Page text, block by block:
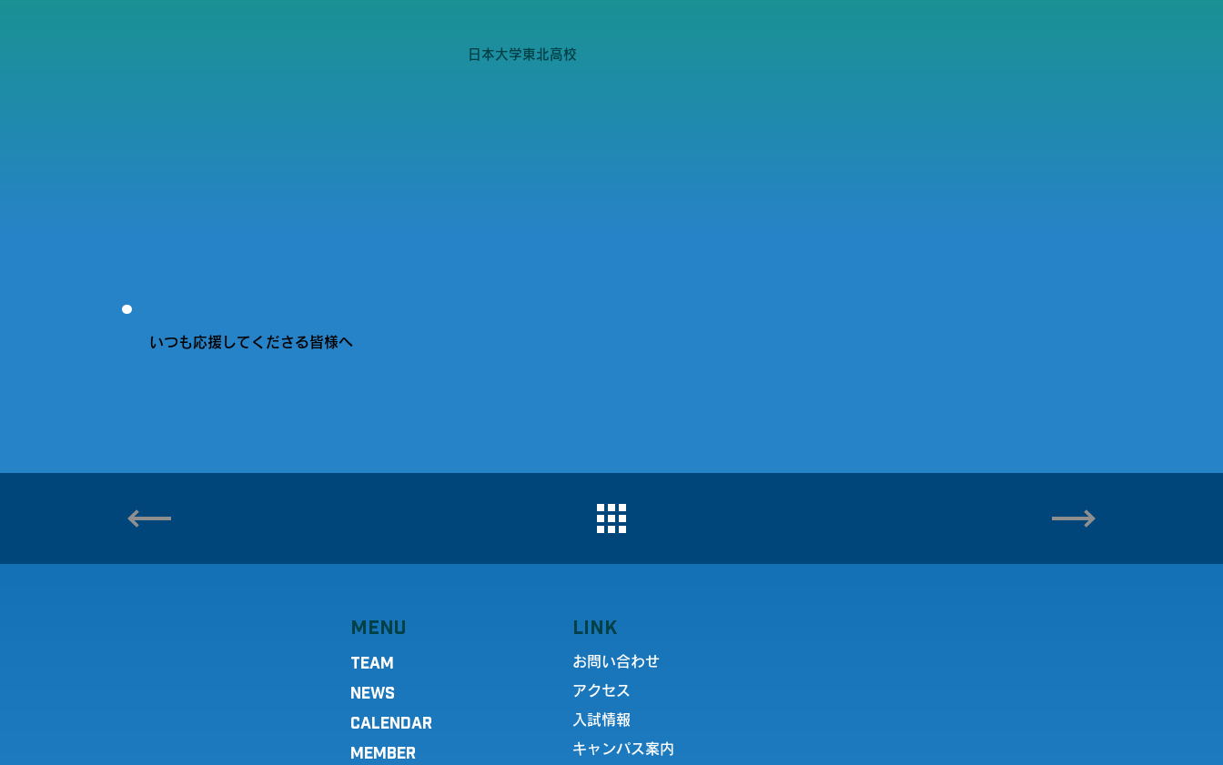
日本大学東北高校
いつも応援してくださる皆様へ
MENU
TEAM
NEWS
CALENDAR
MEMBER
LINK
お問い合わせ
アクセス
入試情報
キャンパス案内